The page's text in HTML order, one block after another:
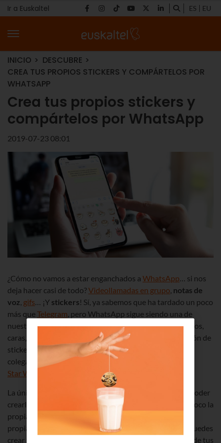
Ir a Euskaltel ES EU
INICIO
DESCUBRE
CREA TUS PROPIOS STICKERS Y COMPÁRTELOS POR
WHATSAPP
Crea tus propios stickers y
compártelos por WhatsApp
2019-07-23 08:01
¿Cómo no vamos a estar enganchados a WhatsApp… si nos
deja hacer casi de todo?Videollamadas en grupo, notas de
voz, gifs… ¡Y stickers! Sí, ya sabemos que ha tardado un poco
más queTelegram, pero WhatsApp sigue siendo una de
nuestras Apps favoritas… Y pegatinas de tazas, animalitos,
caras, personas… también puedes descargarte un montón de
stickers gratis y hasta crear los tuyos con fotos de tus
colegas, de tu gatito
y hasta de los personajes de
Star Wars
. ¡Stickers personalizados!
La única pega es que necesitas una App diferente para poder
crearlos… aunque ya verás, seguro que dentro de muy poco la
propia WhatsApp nos sorprende con una herramienta
propia. Pues hasta que llegue te vamos a contar cómo puedes
crear tus propios stickers para que todos los miembros de tus